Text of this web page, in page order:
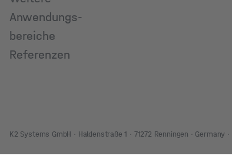
Anwendungs­
bereiche
Referenzen
K2 Systems GmbH · Haldenstraße 1 · 71272 Renningen · Germany ·